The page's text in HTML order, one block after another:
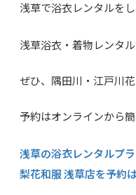
浅草で浴衣レンタルを
浅草浴衣・着物レンタル
ぜひ、隅田川・江戸川
予約はオンラインから
浅草の浴衣レンタルプ
梨花和服 浅草店を予約